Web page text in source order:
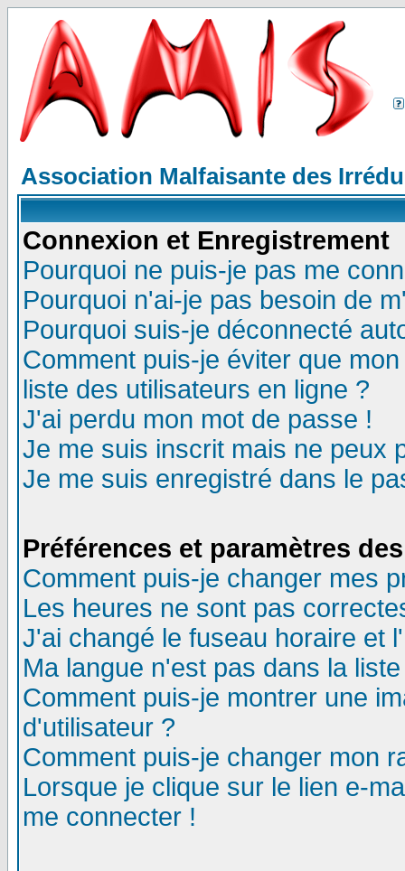
Association Malfaisante des
Connexion et Enregistrement
Pourquoi ne puis-je pas me
Pourquoi n'ai-je pas besoin de
Pourquoi suis-je déconnecté
Comment puis-je éviter que
liste des utilisateurs en ligne ?
J'ai perdu mon mot de passe !
Je me suis inscrit mais ne peux
Je me suis enregistré dans le
Préférences et paramètres
Comment puis-je changer mes
Les heures ne sont pas
J'ai changé le fuseau horaire et
Ma langue n'est pas dans la
Comment puis-je montrer une
d'utilisateur ?
Comment puis-je changer mon
Lorsque je clique sur le lien e-
me connecter !